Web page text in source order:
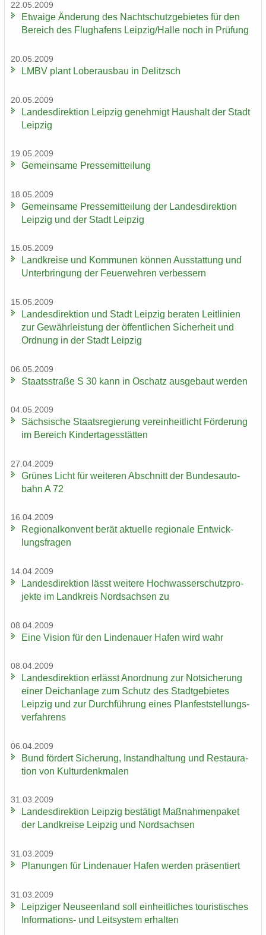
22.05.2009
Et­wa­ige Än­de­rung des Nacht­schutz­ge­bie­tes für den
Be­reich des Flug­ha­fens Leip­zig/Halle noch in Prü­fung
20.05.2009
LMBV plant Lober­aus­bau in De­litzsch
20.05.2009
Lan­des­di­rek­ti­on Leip­zig ge­neh­migt Haus­halt der Stadt
Leip­zig
19.05.2009
Ge­mein­sa­me Pres­se­mit­tei­lung
18.05.2009
Ge­mein­sa­me Pres­se­mit­tei­lung der Lan­des­di­rek­ti­on
Leip­zig und der Stadt Leip­zig
15.05.2009
Land­krei­se und Kom­mu­nen kön­nen Aus­stat­tung und
Un­ter­brin­gung der Feu­er­weh­ren ver­bes­sern
15.05.2009
Lan­des­di­rek­ti­on und Stadt Leip­zig be­ra­ten Leit­li­ni­en
zur Ge­währ­leis­tung der öf­fent­li­chen Si­cher­heit und
Ord­nung in der Stadt Leip­zig
06.05.2009
Staats­stra­ße S 30 kann in Oschatz aus­ge­baut wer­den
04.05.2009
Säch­si­sche Staats­re­gie­rung ver­ein­heit­licht För­de­rung
im Be­reich Kin­der­ta­ges­stät­ten
27.04.2009
Grü­nes Licht für wei­te­ren Ab­schnitt der Bun­des­au­to­
bahn A 72
16.04.2009
Re­gio­nal­kon­vent berät ak­tu­el­le re­gio­na­le Ent­wick­
lungs­fra­gen
14.04.2009
Lan­des­di­rek­ti­on lässt wei­te­re Hoch­was­ser­schutz­pro­
jek­te im Land­kreis Nord­sach­sen zu
08.04.2009
Eine Vi­si­on für den Lin­de­nau­er Hafen wird wahr
08.04.2009
Lan­des­di­rek­ti­on er­lässt An­ord­nung zur Not­si­che­rung
einer Deich­an­la­ge zum Schutz des Stadt­ge­bie­tes
Leip­zig und zur Durch­füh­rung eines Plan­fest­stel­lungs­
ver­fah­rens
06.04.2009
Bund för­dert Si­che­rung, In­stand­hal­tung und Re­stau­ra­
ti­on von Kul­tur­denk­ma­len
31.03.2009
Lan­des­di­rek­ti­on Leip­zig be­stä­tigt Maß­nah­men­pa­ket
der Land­krei­se Leip­zig und Nord­sach­sen
31.03.2009
Pla­nun­gen für Lin­de­nau­er Hafen wer­den prä­sen­tiert
31.03.2009
Leip­zi­ger Neu­seen­land soll ein­heit­li­ches tou­ris­ti­sches
Informations-​ und Leit­sys­tem er­hal­ten